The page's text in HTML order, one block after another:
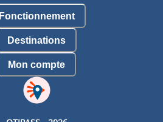
Fonctionnement
Destinations
Mon compte